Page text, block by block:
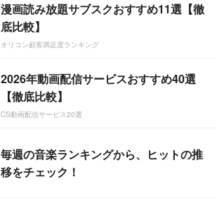
漫画読み放題サブスクおすすめ11選【徹
底比較】
オリコン顧客満足度ランキング
2026年動画配信サービスおすすめ40選
【徹底比較】
CS動画配信サービス20選
毎週の音楽ランキングから、ヒットの推
移をチェック！